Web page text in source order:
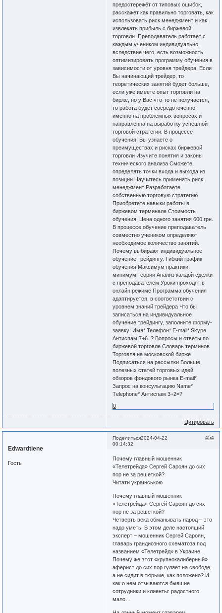
предостережёт от типовых ошибок,
расскажет как правильно торговать, как
использовать риск менеджмент и как
извлекать прибыль с биржевой
торговли. Преподаватель работает с
каждым учеником индивидуально,
вследствие чего, есть возможность
оптимизировать программу обучения в
зависимости от уровня трейдера. Если
Вы начинающий трейдер, то
теоретических занятий будет больше,
если уже имеете опыт торговли на
бирже, но у Вас что-то не получается,
то работа будет сосредоточенно
именно на проблемных вопросах и
направленна на выработку успешной
торговой стратегии. В процессе
обучения: Вы узнаете о
преимуществах и рисках биржевой
торговли Изучите понятия и законы
технического анализа Сможете
определять точки входа и выхода из
позиции Научитесь применять риск
менеджмент Разработаете
собственную торговую стратегию
Приобретете навыки работы в
биржевом терминале Стоимость
обучения: Цена одного занятия 600 грн.
В процессе обучение преподаватель
совместно учеником определяют
необходимое количество занятий.
Почему выбирают индивидуальное
обучение трейдингу: Гибкий график
обучения Максимум практики,
минимум теории Анализ каждой сделки
с преподавателем Уроки проходят в
онлайн режиме Программа обучения
адаптируется, в соответствии с
уровнем знаний трейдера Что бы
записаться на индивидуальное
обучение трейдингу, заполните форму-
заявку: Имя* Телефон* E-mail* Skype
Антиспам 7+6=? Вопросы и ответы по
биржевой торговле Словарь терминов
Торговля на московской бирже
Подписаться на рассылки Больше
полезных статей торговых идей
обзоров фондового рынка E-mail*
Запрос на консультацию Name*
Тelephone* Антиспам 3+2=?
0
Цитировать
Поделиться 454
2024-04-22
00:14:32
Edwardtiene
Гость
Почему главный мошенник
«Телетрейда» Сергей Сароян до сих
пор не за решеткой?
Читати українською
Почему главный мошенник
«Телетрейда» Сергей Сароян до сих
пор не за решеткой?
Четверть века обманывать народ – это
надо уметь. В этом деле настоящий
эксперт – мошенник Сергей Сароян,
главарь грандиозного схематоза под
названием «Телетрейд» в Украине.
Почему же этот «крупнокалиберный»
аферист до сих пор гуляет на свободе,
а не сидит в тюрьме, как положено? И
как о нем отзываются бывшие
сотрудники и клиенты: радостного
мало…